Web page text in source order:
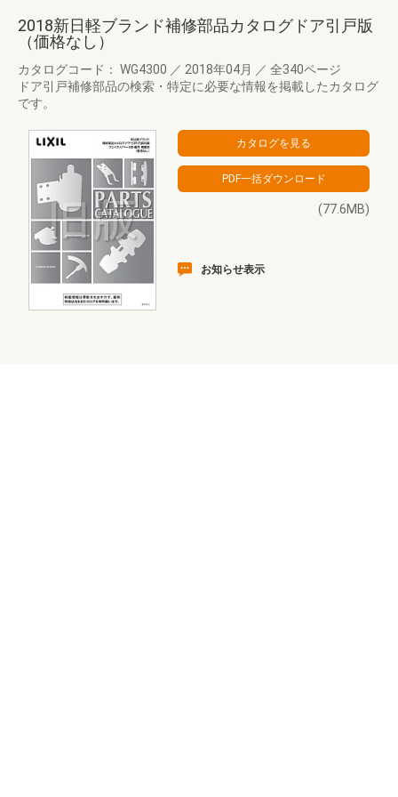
2018新日軽ブランド補修部品カタログドア引戸版
（価格なし）
カタログコード： WG4300 ／ 2018年04月 ／ 全340ページ
ドア引戸補修部品の検索・特定に必要な情報を掲載したカタログ
です。
(77.6MB)
お知らせ表示